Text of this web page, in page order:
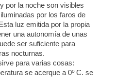
por la noche son visibles
por los faros de
luz emitida por la propia
una autonomía de unas
ser suficiente para
nocturnas.
para varias cosas:
se acerque a 0º C. se